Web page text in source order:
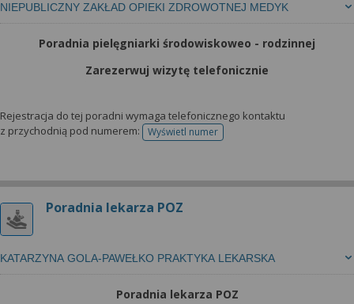
NIEPUBLICZNY ZAKŁAD OPIEKI ZDROWOTNEJ MEDYK
Poradnia pielęgniarki środowiskoweo - rodzinnej
Zarezerwuj wizytę telefonicznie
Rejestracja do tej poradni wymaga telefonicznego kontaktu
z przychodnią pod numerem:
Wyświetl numertelefonu do rejestracji
Poradnia lekarza POZ
KATARZYNA GOLA-PAWEŁKO PRAKTYKA LEKARSKA
Poradnia lekarza POZ